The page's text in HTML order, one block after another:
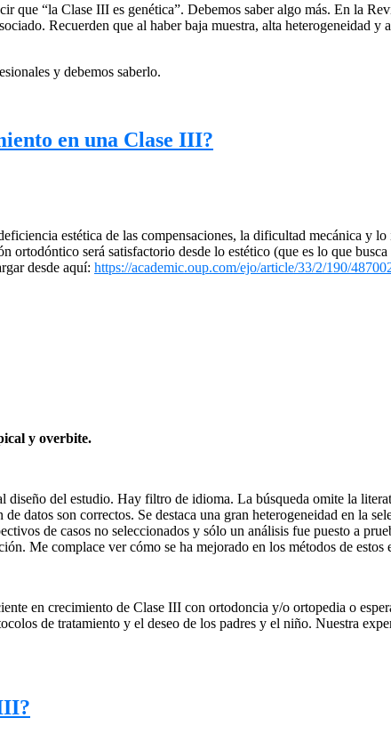
que “la Clase III es genética”. Debemos saber algo más. En la
Recuerden que al haber baja muestra, alta heterogeneidad
y debemos saberlo.
en una Clase III?
estética de las compensaciones, la dificultad mecánica y
ortodóntico será satisfactorio desde lo estético (que es lo que
desde aquí: https://academic.oup.com/ejo/article/33/2/190/
y overbite.
del estudio. Hay filtro de idioma. La búsqueda omite la
datos son correctos. Se destaca una gran heterogeneidad en la
de casos no seleccionados y sólo un análisis fue puesto a
Me complace ver cómo se ha mejorado en los métodos de estos
en crecimiento de Clase III con ortodoncia y/o ortopedia o
de tratamiento y el deseo de los padres y el niño. Nuestra